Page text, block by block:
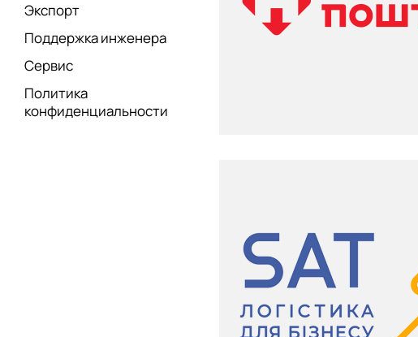
Экспорт
Поддержка инженера
Сервис
Политика
конфиденциальности